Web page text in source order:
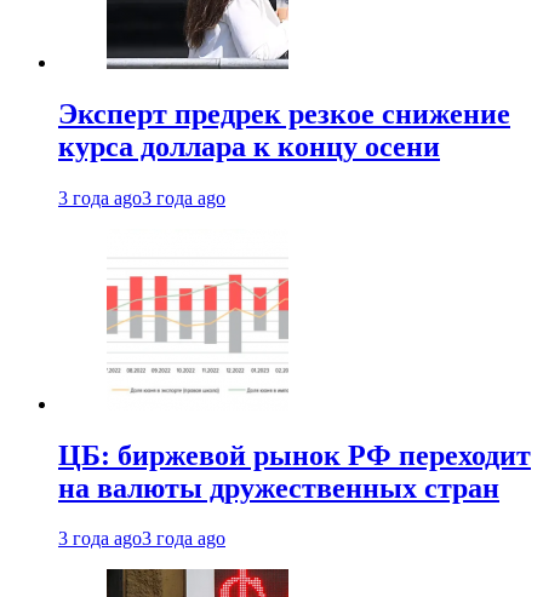
Эксперт предрек резкое снижение
курса доллара к концу осени
3 года ago3 года ago
ЦБ: биржевой рынок РФ переходит
на валюты дружественных стран
3 года ago3 года ago